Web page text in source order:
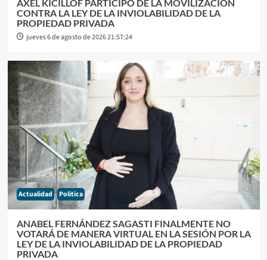
AXEL KICILLOF PARTICIPÓ DE LA MOVILIZACIÓN
CONTRA LA LEY DE LA INVIOLABILIDAD DE LA
PROPIEDAD PRIVADA
jueves 6 de agosto de 2026 21:57:24
Actualidad Politica
ANABEL FERNÁNDEZ SAGASTI FINALMENTE NO
VOTARÁ DE MANERA VIRTUAL EN LA SESIÓN POR LA
LEY DE LA INVIOLABILIDAD DE LA PROPIEDAD
PRIVADA